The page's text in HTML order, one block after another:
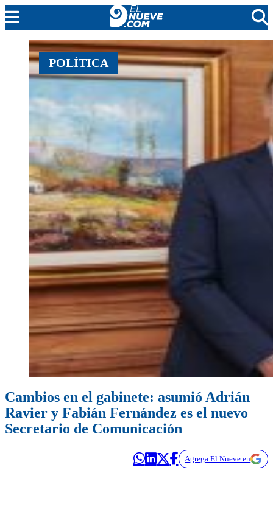
EL NUEVE
SOCIEDAD
POLÍTICA
Cambios en el gabinete: asumió Adrián
Ravier y Fabián Fernández es el nuevo
Secretario de Comunicación
Agrega El Nueve en